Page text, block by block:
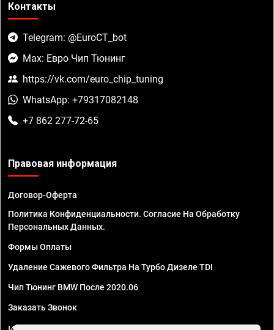
Контакты
Telegram: @EuroCT_bot
Max: Евро Чип Тюнинг
https://vk.com/euro_chip_tuning
WhatsApp: +79317082148
+7 862 277-72-65
Правовая информация
Договор-Оферта
Политика Конфиденциальности. Согласие На Обработку
Персональных Данных.
Формы Оплаты
Удаление Сажевого Фильтра На Турбо Дизеле TDI
Чип Тюнинг BMW После 2020.06
Заказать Звонок